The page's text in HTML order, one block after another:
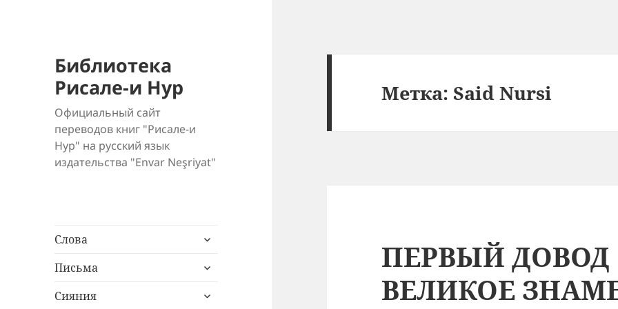
Библиотека
Рисале-и Нур
Официальный сайт
переводов книг "Рисале-и
Нур" на русский язык
издательства "Envar Neşriyat"
Слова
раскрыть
меню
Письма
раскрыть
меню
Сияния
раскрыть
Метка:Said Nursi
ПЕРВЫЙ ДОВОД
ВЕЛИКОЕ